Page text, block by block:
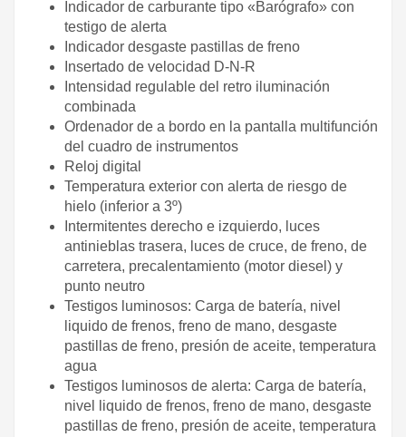
Indicador de carburante tipo «Barógrafo» con
testigo de alerta
Indicador desgaste pastillas de freno
Insertado de velocidad D-N-R
Intensidad regulable del retro iluminación
combinada
Ordenador de a bordo en la pantalla multifunción
del cuadro de instrumentos
Reloj digital
Temperatura exterior con alerta de riesgo de
hielo (inferior a 3º)
Intermitentes derecho e izquierdo, luces
antinieblas trasera, luces de cruce, de freno, de
carretera, precalentamiento (motor diesel) y
punto neutro
Testigos luminosos: Carga de batería, nivel
liquido de frenos, freno de mano, desgaste
pastillas de freno, presión de aceite, temperatura
agua
Testigos luminosos de alerta: Carga de batería,
nivel liquido de frenos, freno de mano, desgaste
pastillas de freno, presión de aceite, temperatura